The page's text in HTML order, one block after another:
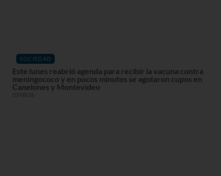
SOCIEDAD
Este lunes reabrió agenda para recibir la vacuna contra
meningococo y en pocos minutos se agotaron cupos en
Canelones y Montevideo
03/08/26